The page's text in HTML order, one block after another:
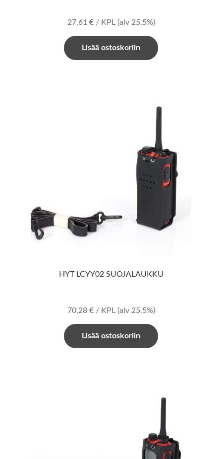
27,61 €/ KPL (alv 25.5%)
Lisää ostoskoriin
HYT LCYY02 SUOJALAUKKU
70,28 €/ KPL (alv 25.5%)
Lisää ostoskoriin